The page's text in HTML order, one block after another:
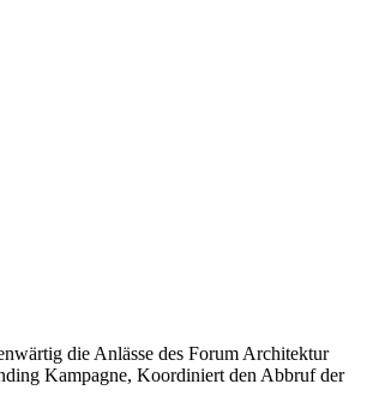
die Anlässe des Forum Architektur
Kampagne, Koordiniert den Abbruf der